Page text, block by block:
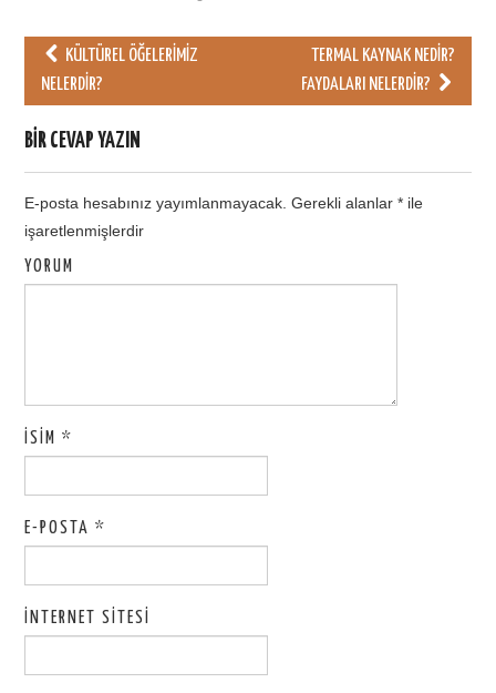
Post navigation
KÜLTÜREL ÖĞELERIMIZ
NELERDIR?
TERMAL KAYNAK NEDIR?
FAYDALARI NELERDIR?
BIR CEVAP YAZIN
E-posta hesabınız yayımlanmayacak. Gerekli alanlar* ile
işaretlenmişlerdir
YORUM
İSIM*
E-POSTA*
İNTERNET SITESI